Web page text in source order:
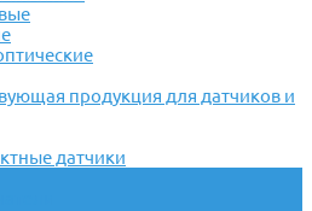
продукция для датчиков и
датчики